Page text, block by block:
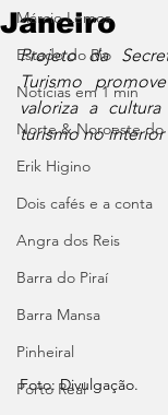
Márcio Lemos
Estado do Rio
Notícias em 1 min
Norte & Noroeste do
Erik Higino
Dois cafés e a conta
Angra dos Reis
Barra do Piraí
Barra Mansa
Pinheiral
Porto Real
Janeiro
Projeto da
Turismo
valoriza a
turismo no
Foto: Divulgação.